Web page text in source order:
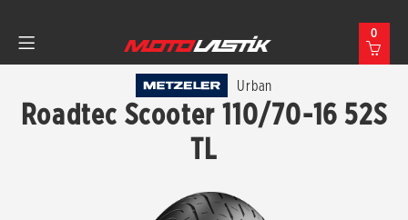
0
Urban
Roadtec Scooter 110/70-16 52S
TL